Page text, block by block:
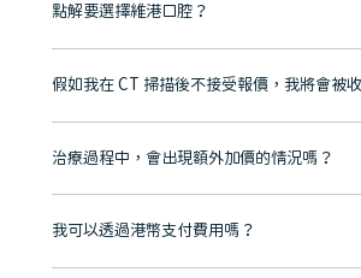
點解要選擇維港口腔？
維港口腔踐行「醫道濟世」的大學校訓，各分院匯
牌」、「2025香港企業領袖品牌」，是諾貝爾種植
至今已服務超過三十個國家和地區的顧客，受到粵
市市民極高的口碑評價及信任推薦 珠海、深圳設有
有咨詢及服務保障中心，有任何問題都可以隨時預
假如我在 CT 掃描後不接受報價，我將會被
不會！只要未開始實際服務之前，你不會被收取任
治療過程中，會出現額外加價的情況嗎？
不會，治療前我們會詳細說明治療方案及對應的價
我可以透過港幣支付費用嗎？
可以。維港口腔會按照當日匯率轉算收取費用，而